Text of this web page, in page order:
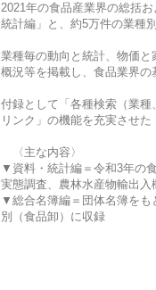
2021年の食品産業界の総括
統計編」と、約5万件の業種
業種毎の動向と統計、物価
概況等を掲載し、食品業界の
付録として「各種検索（業
リンク」の機能を充実させた
〈主な内容〉
▼資料・統計編＝令和3年の
実態調査、農林水産物輸出入
▼総合名簿編＝団体名簿をも
別（食品卸）に収録